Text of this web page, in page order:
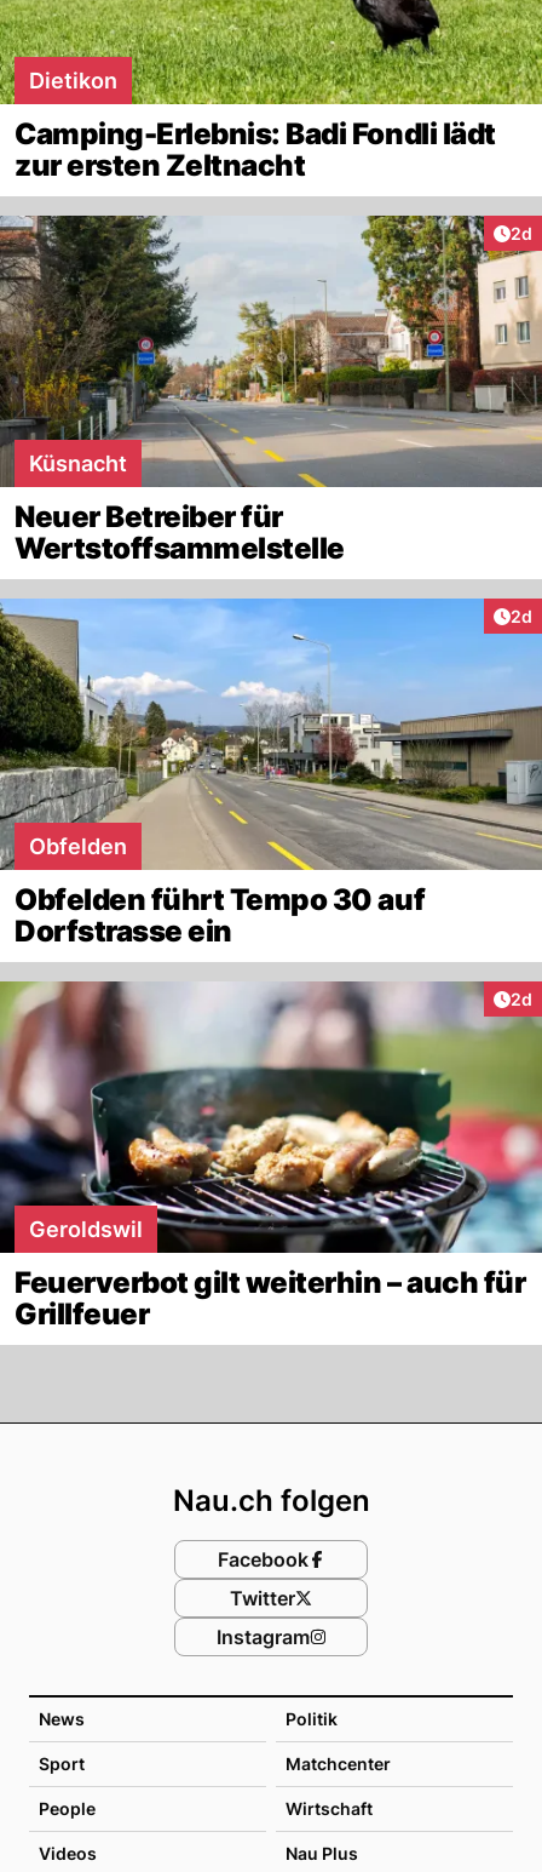
Dietikon
Camping-Erlebnis: Badi Fondli lädt
zur ersten Zeltnacht
2d
Küsnacht
Neuer Betreiber für
Wertstoffsammelstelle
2d
Obfelden
Obfelden führt Tempo 30 auf
Dorfstrasse ein
2d
Geroldswil
Feuerverbot gilt weiterhin – auch für
Grillfeuer
News Politik
Sport Matchcenter
People Wirtschaft
Videos Nau Plus
Nau.ch folgen
Facebook
Twitter
Instagram